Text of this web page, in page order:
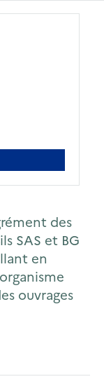
des
SAS et BG
en
ouvrages